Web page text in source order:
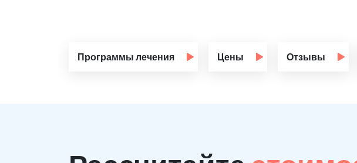
Программы лечения Цены Отзывы